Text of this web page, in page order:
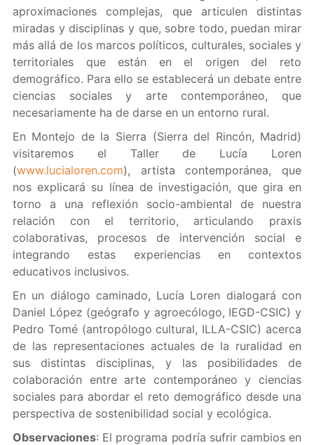
aproximaciones complejas, que articulen distintas
miradas y disciplinas y que, sobre todo, puedan mirar
más allá de los marcos políticos, culturales, sociales y
territoriales que están en el origen del reto
demográfico. Para ello se establecerá un debate entre
ciencias sociales y arte contemporáneo, que
necesariamente ha de darse en un entorno rural.
En Montejo de la Sierra (Sierra del Rincón, Madrid)
visitaremos el Taller de Lucía Loren
(www.lucialoren.com), artista contemporánea, que
nos explicará su línea de investigación, que gira en
torno a una reflexión socio-ambiental de nuestra
relación con el territorio, articulando praxis
colaborativas, procesos de intervención social e
integrando estas experiencias en contextos
educativos inclusivos.
En un diálogo caminado, Lucía Loren dialogará con
Daniel López (geógrafo y agroecólogo, IEGD-CSIC) y
Pedro Tomé (antropólogo cultural, ILLA-CSIC) acerca
de las representaciones actuales de la ruralidad en
sus distintas disciplinas, y las posibilidades de
colaboración entre arte contemporáneo y ciencias
sociales para abordar el reto demográfico desde una
perspectiva de sostenibilidad social y ecológica.
Observaciones: El programa podría sufrir cambios en